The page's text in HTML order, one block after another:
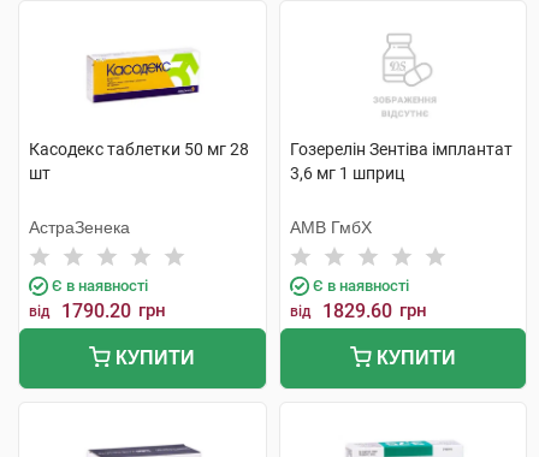
Касодекс таблетки 50 мг 28
шт
АстраЗенека
Є в наявності
від 1790.20 грн
КУПИТИ
Гозерелін Зентіва імплантат
3,6 мг 1 шприц
АМВ ГмбХ
Є в наявності
від 1829.60 грн
КУПИТИ